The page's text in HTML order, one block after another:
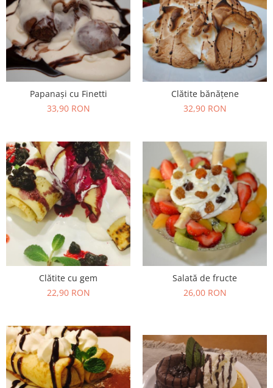
Garnituri
Salate
Sosuri
Papanași cu Finetti
33,90 RON
Clătite bănățene
32,90 RON
Clătite cu gem
22,90 RON
Salată de fructe
26,00 RON